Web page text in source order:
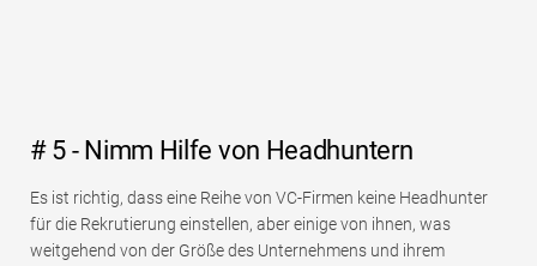
# 5 - Nimm Hilfe von Headhuntern
Es ist richtig, dass eine Reihe von VC-Firmen keine Headhunter
für die Rekrutierung einstellen, aber einige von ihnen, was
weitgehend von der Größe des Unternehmens und ihrem